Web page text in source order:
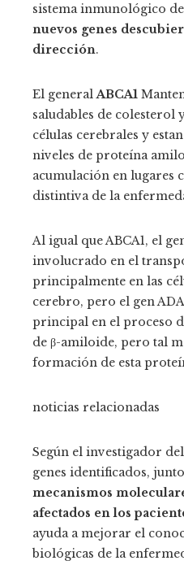
sistema inmunológico
nuevos genes
dirección.
El generalABCA1
saludables de colesterol
células cerebrales y
niveles de proteína
acumulación en lugares
distintiva de la
Al igual que ABCA1, el
involucrado en el
principalmente en las
cerebro, pero el gen
principal en el proceso
de β-amiloide, pero tal
formación de esta
noticias relacionadas
Según el investigador
genes identificados,
mecanismos
afectados en los
ayuda a mejorar el
biológicas de la